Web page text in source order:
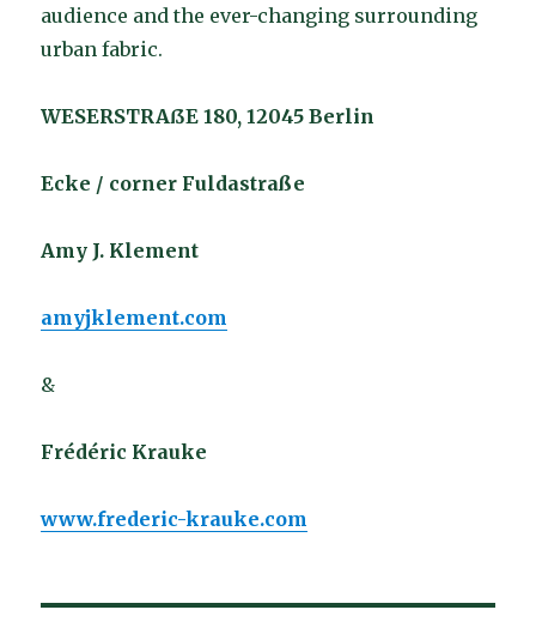
audience and the ever-changing surrounding
urban fabric.
WESERSTRAßE 180, 12045 Berlin
Ecke / corner Fuldastraße
Amy J. Klement
amyjklement.com
&
Frédéric Krauke
www.frederic-krauke.com